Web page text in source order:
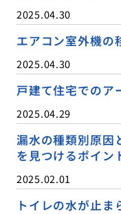
2025.04.30
エアコン室外機の
2025.04.30
戸建て住宅でのア
2025.04.29
漏水の種類別原因
を見つけるポイン
2025.02.01
トイレの水が止